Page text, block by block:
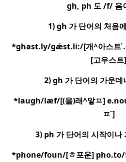
gh, ph 도/f/ 음
1) gh 가 단어의 처음
*ghast.ly/gǽst.li:/[개^아스트.
[고우스트]
2) gh 가 단어의 가운데
*laugh/læf/[(을)래^앟ㅍ]
ㅍ ́]
3) ph 가 단어의 시작이나
*phone/foun/[ㅎ포운]